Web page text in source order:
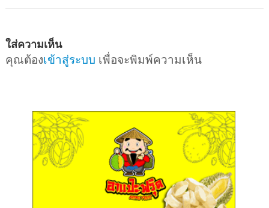
ใส่ความเห็น
คุณต้องเข้าสู่ระบบ เพื่อจะพิมพ์ความเห็น